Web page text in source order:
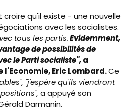
qu'il existe - une nouvelle
avec les socialistes.
tous les partis.Evidemment,
de possibilités de
le Parti socialiste",a
Eric Lombard.Ce
"j'espère qu'ils viendront
a appuyé son
Darmanin.